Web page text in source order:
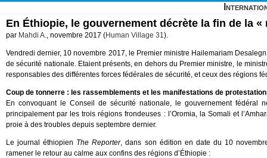
En Éthiopie, le gouvernement décrète la fin de la «
par Mahdi A., novembre 2017 (Human Village 31).
Vendredi dernier, 10 novembre 2017, le Premier ministre Hailemariam
de sécurité nationale. Etaient présents, en dehors du Premier ministre, le
responsables des différentes forces fédérales de sécurité, et ceux des régions
Coup de tonnerre : les rassemblements et les manifestations de
En convoquant le Conseil de sécurité nationale, le gouvernement fédéral
principalement par les trois régions frondeuses : l’Oromia, la Somali et
proie à des troubles depuis septembre dernier.
Le journal éthiopien The Reporter, dans son édition en date du 10
ramener le retour au calme aux confins des régions d’Éthiopie :